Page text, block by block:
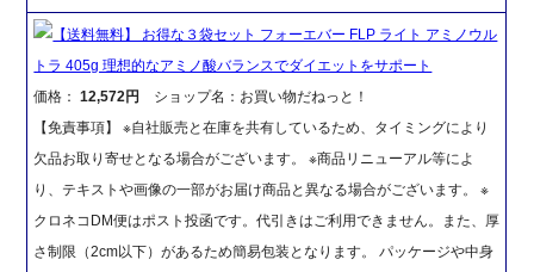
【送料無料】 お得な３袋セット フォーエバー FLP ライト アミノウル
トラ 405g 理想的なアミノ酸バランスでダイエットをサポート
価格：12,572円
ショップ名：お買い物だねっと！
【免責事項】 ※自社販売と在庫を共有しているため、タイミングにより
欠品お取り寄せとなる場合がございます。 ※商品リニューアル等によ
り、テキストや画像の一部がお届け商品と異なる場合がございます。 ※
クロネコDM便はポスト投函です。代引きはご利用できません。また、厚
さ制限（2cm以下）があるため簡易包装となります。 パッケージや中身